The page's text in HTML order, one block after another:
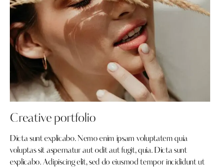
Creative portfolio
Dicta sunt explicabo. Nemo enim ipsam voluptatem quia
voluptas sit aspernatur aut odit aut fugit, quia. Dicta sunt
explicabo. Adipiscing elit, sed do eiusmod tempor incididunt ut